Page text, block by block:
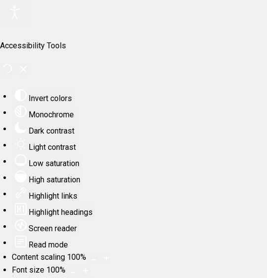
Accessibility Tools
Invert colors
Monochrome
Dark contrast
Light contrast
Low saturation
High saturation
Highlight links
Highlight headings
Screen reader
Read mode
Content scaling 100%
Font size 100%